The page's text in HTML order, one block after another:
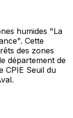
humides "La
Cette
des zones
département de
CPIE Seuil du